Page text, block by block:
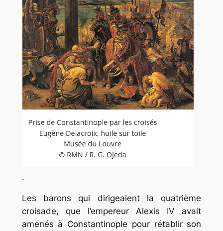
.
Les barons qui dirigeaient la quatrième
croisade, que l’empereur Alexis IV avait
amenés à Constantinople pour rétablir son